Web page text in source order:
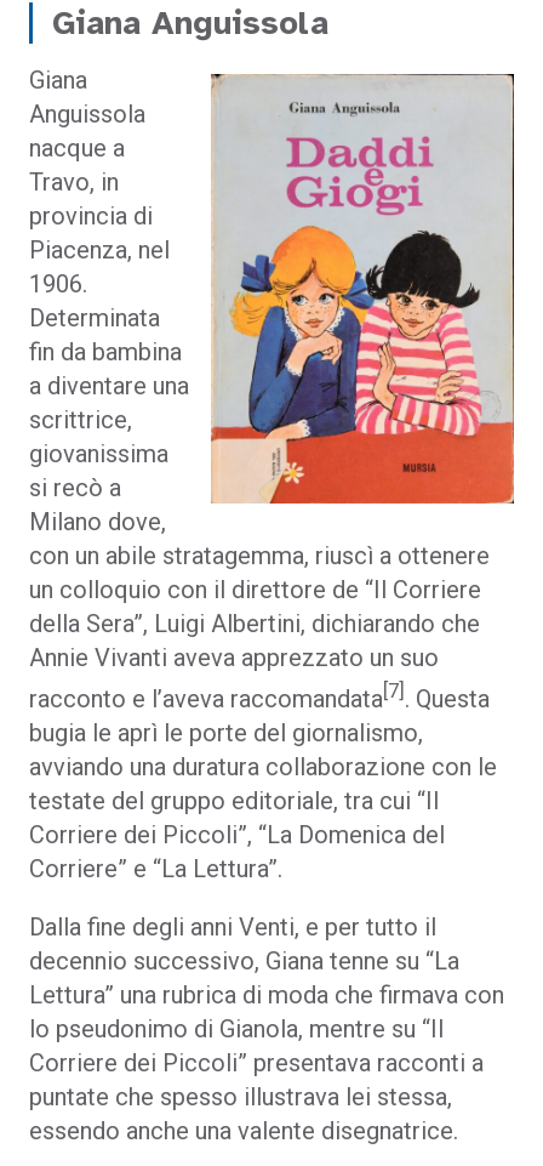
Giana Anguissola
Giana
Anguissola
nacque a
Travo, in
provincia di
Piacenza, nel
1906.
Determinata
fin da bambina
a diventare una
scrittrice,
giovanissima
si recò a
Milano dove,
con un abile stratagemma, riuscì a ottenere
un colloquio con il direttore de “Il Corriere
della Sera”, Luigi Albertini, dichiarando che
Annie Vivanti aveva apprezzato un suo
racconto e l’aveva raccomandata [7] . Questa
bugia le aprì le porte del giornalismo,
avviando una duratura collaborazione con le
testate del gruppo editoriale, tra cui “Il
Corriere dei Piccoli”, “La Domenica del
Corriere” e “La Lettura”.
Dalla fine degli anni Venti, e per tutto il
decennio successivo, Giana tenne su “La
Lettura” una rubrica di moda che firmava con
lo pseudonimo di Gianola, mentre su “Il
Corriere dei Piccoli” presentava racconti a
puntate che spesso illustrava lei stessa,
essendo anche una valente disegnatrice.